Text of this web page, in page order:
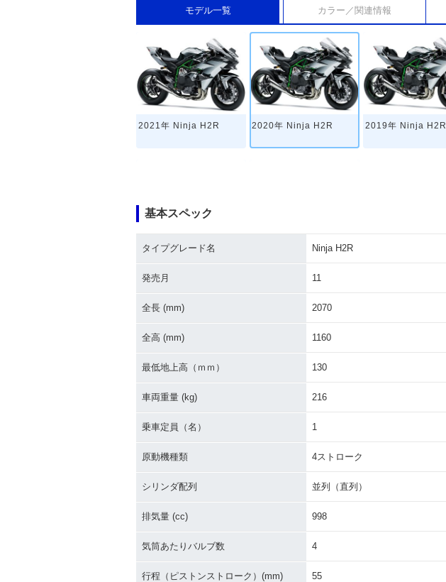
モデル一覧 カラー／関連情報
2021年 Ninja H2R 2020年 Ninja H2R 2019年 Ninja H2R
2016年 Ninja H2R
2015年 Ninja H2R・新
基本スペック
タイプグレード名 Ninja H2R
発売月 11
全長 (mm) 2070
全高 (mm) 1160
最低地上高（ｍｍ） 130
車両重量 (kg) 216
乗車定員（名） 1
原動機種類 4ストローク
シリンダ配列 並列（直列）
排気量 (cc) 998
気筒あたりバルブ数 4
行程（ピストンストローク）(mm) 55